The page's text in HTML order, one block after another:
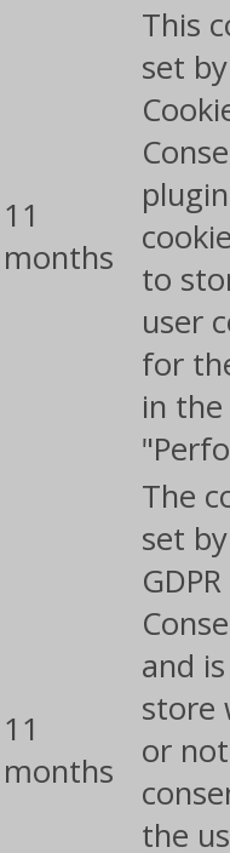
11
months
This
set
to
user
for
in
11
months
The
set
and
store
or
the